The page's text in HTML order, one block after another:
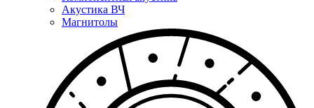
Акустика ВЧ
Магнитолы